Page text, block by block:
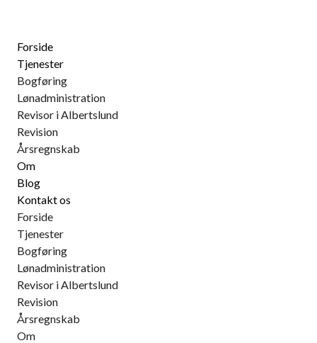
Forside
Tjenester
Bogføring
Lønadministration
Revisor i Albertslund
Revision
Årsregnskab
Om
Blog
Kontakt os
Forside
Tjenester
Bogføring
Lønadministration
Revisor i Albertslund
Revision
Årsregnskab
Om